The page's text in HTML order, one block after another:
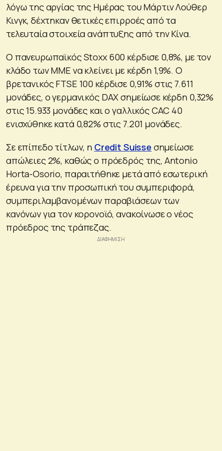
λόγω της αργίας της Ημέρας του Μάρτιν Λούθερ
Κινγκ, δέχτηκαν θετικές επιρροές από τα
τελευταία στοιχεία ανάπτυξης από την Κίνα.
Ο πανευρωπαϊκός Stoxx 600 κέρδισε 0,8%, με τον
κλάδο των ΜΜΕ να κλείνει με κέρδη 1,9%. Ο
βρετανικός FTSE 100 κέρδισε 0,91% στις 7.611
μονάδες, ο γερμανικός DAX σημείωσε κέρδη 0,32%
στις 15.933 μονάδες και ο γαλλικός CAC 40
ενισχύθηκε κατά 0,82% στις 7.201 μονάδες.
Σε επίπεδο τίτλων, η Credit Suisse σημείωσε
απώλειες 2%, καθώς ο πρόεδρός της, Antonio
Horta-Osorio, παραιτήθηκε μετά από εσωτερική
έρευνα για την προσωπική του συμπεριφορά,
συμπεριλαμβανομένων παραβιάσεων των
κανόνων για τον κορονοϊό, ανακοίνωσε ο νέος
πρόεδρος της τράπεζας.